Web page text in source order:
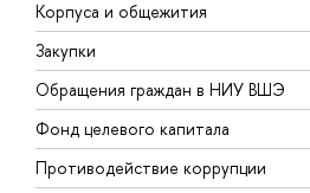
Корпуса и общежития
Закупки
Обращения граждан в НИУ ВШЭ
Фонд целевого капитала
Противодействие коррупции